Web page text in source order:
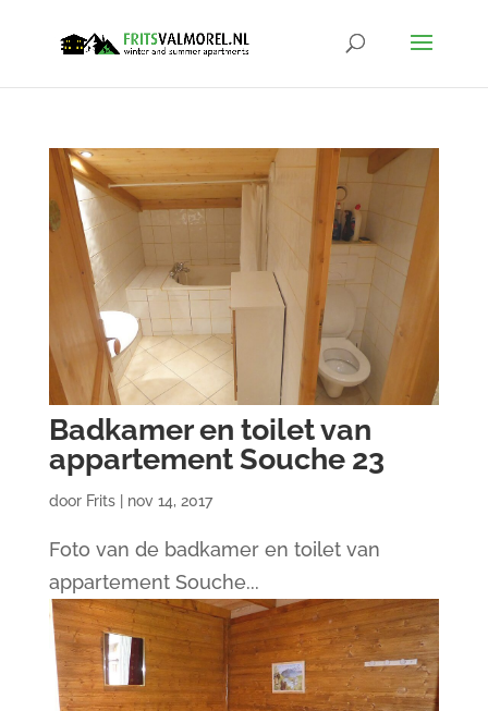
Badkamer en toilet van
appartement Souche 23
door Frits| nov 14, 2017
Foto van de badkamer en toilet van
appartement Souche...